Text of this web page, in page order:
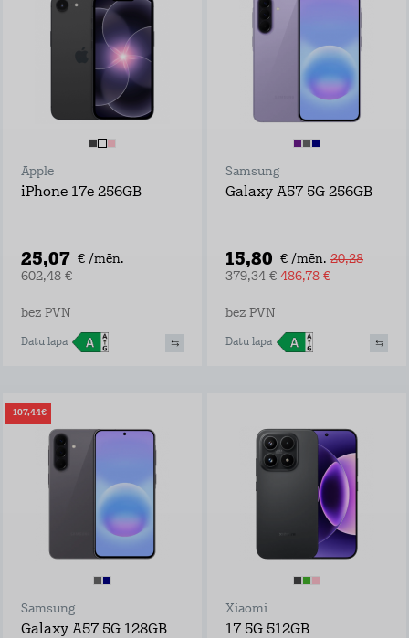
Apple
iPhone 17e 256GB
25,07 € /mēn.
602,48 €
bez PVN
Datu lapa
Samsung
Galaxy A57 5G 256GB
15,80 € /mēn. 20,28
379,34 € 486,78 €
bez PVN
Datu lapa
-107,44€
Samsung
Galaxy A57 5G 128GB
Xiaomi
17 5G 512GB